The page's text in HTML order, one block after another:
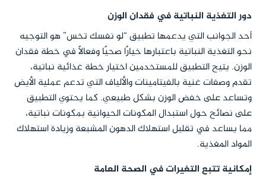
دور التغذية النباتية في فقدان الوزن
أحد الجوانب التي يدعمها تطبيق “لو نفسك تخس” هو التوجيه
نحو التغذية النباتية باعتبارها خيارًا صحيًا وفعالًا في خطة فقدان
الوزن. يتيح التطبيق للمستخدمين اختيار خطة غذائية نباتية،
تقدم وصفات غنية بالفيتامينات والألياف التي تدعم عملية الأيض
وتساعد على خفض الوزن بشكل طبيعي. كما يحتوي التطبيق
على نصائح حول استبدال المكونات الحيوانية بمكونات نباتية،
مما يساعد في تقليل استهلاك الدهون المشبعة وزيادة استهلاك
المواد المغذية.
إمكانية تتبع التغيرات في الصحة العامة